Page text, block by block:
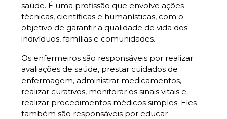
saúde. É uma profissão que envolve ações
técnicas, científicas e humanísticas, com o
objetivo de garantir a qualidade de vida dos
indivíduos, famílias e comunidades.
Os enfermeiros são responsáveis por realizar
avaliações de saúde, prestar cuidados de
enfermagem, administrar medicamentos,
realizar curativos, monitorar os sinais vitais e
realizar procedimentos médicos simples. Eles
também são responsáveis por educar